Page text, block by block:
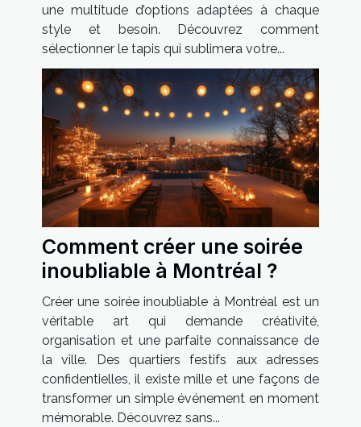
une multitude d’options adaptées à chaque
style et besoin. Découvrez comment
sélectionner le tapis qui sublimera votre...
Comment créer une soirée
inoubliable à Montréal ?
Créer une soirée inoubliable à Montréal est un
véritable art qui demande créativité,
organisation et une parfaite connaissance de
la ville. Des quartiers festifs aux adresses
confidentielles, il existe mille et une façons de
transformer un simple événement en moment
mémorable. Découvrez sans...